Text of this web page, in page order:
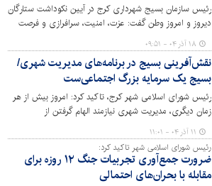
رئیس سازمان بسیج شهرداری کرج در آیین نکوداشت ستارگان
دیروز و امروز وطن گفت: عزت، امنیت، سرافرازی و فرصت
خدمتی که برای ما فراهم آمده، مرهون فداکاری‌های شهدا و
جانبازانی است که از جان و مال و خانواده خود گذشته و این
چراغ را به‌عنوان هدیه‌ای ارزشمند قرار دادند و وظیفه‌ی ما
است در هر جایگاهی از این سرافرازان تقدیر کنیم.
۱۸ آذر ۰۴ - ۰۹:۵۱
نقش‌آفرینی بسیج در برنامه‌های مدیریت شهری/
بسیج یک سرمایه بزرگ اجتماعی‌ست
رئیس شورای اسلامی شهر کرج، تاکید کرد: امروز بیش از هر
زمان دیگری، مدیریت شهری نیازمند الهام گرفتن از
سیره‌ای‌ست که خدمت خالصانه، بی‌منت و عادلانه به مردم را به
ما می‌آموزد.
۱۱ آذر ۰۴ - ۱۱:۰۱
رئیس شورای اسلامی شهر تاکید کرد:
ضرورت جمع‌آوری تجربیات جنگ ۱۲ روزه برای
مقابله با بحران‌های احتمالی